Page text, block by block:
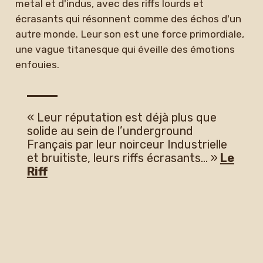
metal et d'indus, avec des riffs lourds et
écrasants qui résonnent comme des échos d'un
autre monde. Leur son est une force primordiale,
une vague titanesque qui éveille des émotions
enfouies.
« Leur réputation est déjà plus que
solide au sein de l’underground
Français par leur noirceur Industrielle
et bruitiste, leurs riffs écrasants… » Le
Riff